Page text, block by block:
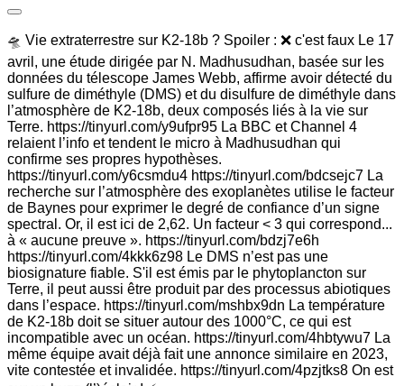
🛸 Vie extraterrestre sur K2-18b ? Spoiler : ❌ c'est faux Le 17
avril, une étude dirigée par N. Madhusudhan, basée sur les
données du télescope James Webb, affirme avoir détecté du
sulfure de diméthyle (DMS) et du disulfure de diméthyle dans
l’atmosphère de K2-18b, deux composés liés à la vie sur
Terre. https://tinyurl.com/y9ufpr95 La BBC et Channel 4
relaient l’info et tendent le micro à Madhusudhan qui
confirme ses propres hypothèses.
https://tinyurl.com/y6csmdu4 https://tinyurl.com/bdcsejc7 La
recherche sur l’atmosphère des exoplanètes utilise le facteur
de Baynes pour exprimer le degré de confiance d’un signe
spectral. Or, il est ici de 2,62. Un facteur < 3 qui correspond...
à « aucune preuve ». https://tinyurl.com/bdzj7e6h
https://tinyurl.com/4kkk6z98 Le DMS n’est pas une
biosignature fiable. S'il est émis par le phytoplancton sur
Terre, il peut aussi être produit par des processus abiotiques
dans l’espace. https://tinyurl.com/mshbx9dn La température
de K2-18b doit se situer autour des 1000°C, ce qui est
incompatible avec un océan. https://tinyurl.com/4hbtywu7 La
même équipe avait déjà fait une annonce similaire en 2023,
vite contestée et invalidée. https://tinyurl.com/4pzjtks8 On est